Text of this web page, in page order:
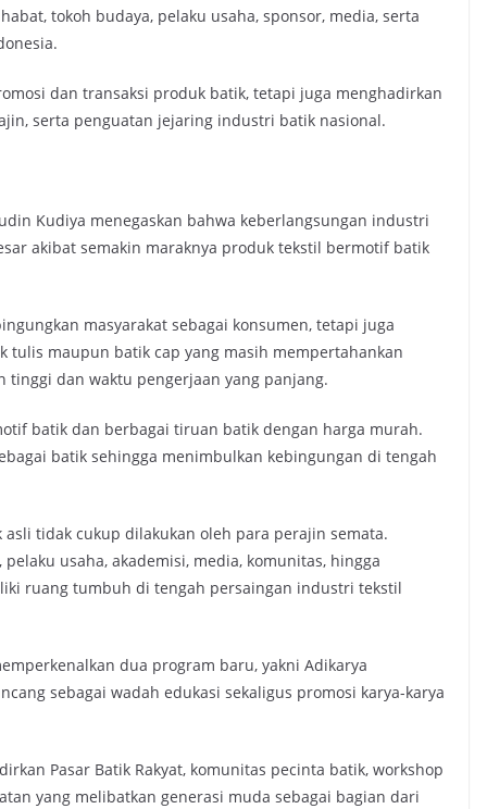
tokoh budaya, pelaku usaha, sponsor, media, serta
dan transaksi produk batik, tetapi juga menghadirkan
serta penguatan jejaring industri batik nasional.
Kudiya menegaskan bahwa keberlangsungan industri
akibat semakin maraknya produk tekstil bermotif batik
masyarakat sebagai konsumen, tetapi juga
maupun batik cap yang masih mempertahankan
dan waktu pengerjaan yang panjang.
batik dan berbagai tiruan batik dengan harga murah.
batik sehingga menimbulkan kebingungan di tengah
tidak cukup dilakukan oleh para perajin semata.
usaha, akademisi, media, komunitas, hingga
ruang tumbuh di tengah persaingan industri tekstil
dua program baru, yakni Adikarya
sebagai wadah edukasi sekaligus promosi karya-karya
Pasar Batik Rakyat, komunitas pecinta batik, workshop
yang melibatkan generasi muda sebagai bagian dari